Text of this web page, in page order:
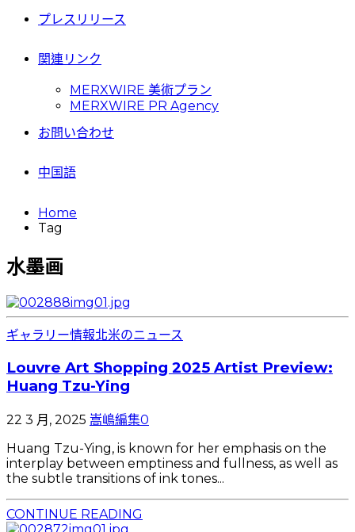
プレスリリース
関連リンク
MERXWIRE 美術プラン
MERXWIRE PR Agency
お問い合わせ
中国語
Home
Tag
水墨画
ギャラリー情報北米のニュース
Louvre Art Shopping 2025 Artist Preview:
Huang Tzu-Ying
22 3 月, 2025 嵩嶋編集0
Huang Tzu-Ying, is known for her emphasis on the
interplay between emptiness and fullness, as well as
the subtle transitions of ink tones...
CONTINUE READING